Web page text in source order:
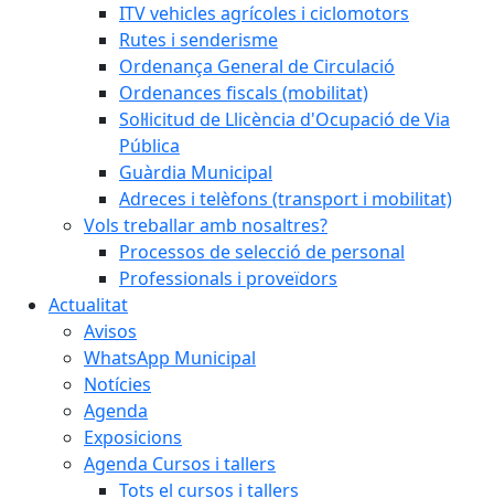
ITV vehicles agrícoles i ciclomotors
Rutes i senderisme
Ordenança General de Circulació
Ordenances fiscals (mobilitat)
Sol·licitud de Llicència d'Ocupació de Via
Pública
Guàrdia Municipal
Adreces i telèfons (transport i mobilitat)
Vols treballar amb nosaltres?
Processos de selecció de personal
Professionals i proveïdors
Actualitat
Avisos
WhatsApp Municipal
Notícies
Agenda
Exposicions
Agenda Cursos i tallers
Tots el cursos i tallers